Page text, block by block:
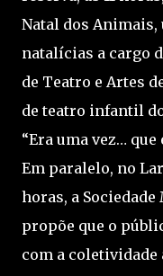
Natal dos Animais,
natalícias a cargo
de Teatro e Artes
de teatro infantil
“Era uma vez… que
Em paralelo, no
horas, a
propõe que o
com a